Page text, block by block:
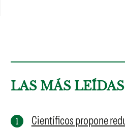
LAS MÁS LEÍDAS
Científicos propone